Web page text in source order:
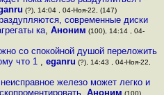
(?), 14:04 , 04-Ноя-22, (147)
современные диски
ка, Аноним (100), 14:14 , 04-
со спокойной душой переложить
что 1 ,eganru (?), 14:43 , 04-Ноя-22,
железо может легко и
, Аноним (100),